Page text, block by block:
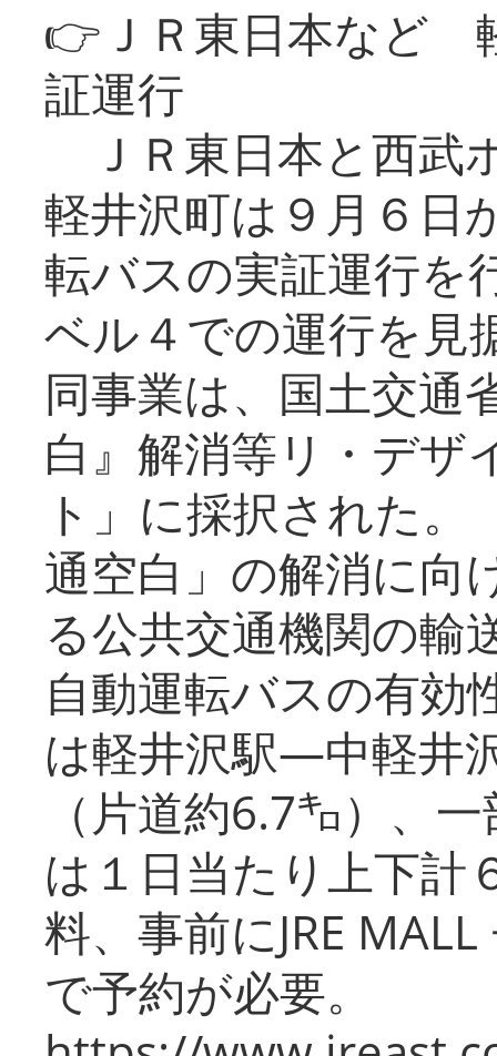
👉ＪＲ東日本など
証運行
ＪＲ東日本と西武
軽井沢町は９月６日
転バスの実証運行を
ベル４での運行を見
同事業は、国土交通
白』解消等リ・デザ
ト」に採択された
通空白」の解消に向
る公共交通機関の輸
自動運転バスの有効
は軽井沢駅―中軽井
（片道約6.7㌔）、
は１日当たり上下計
料、事前にJRE
で予約が必要。